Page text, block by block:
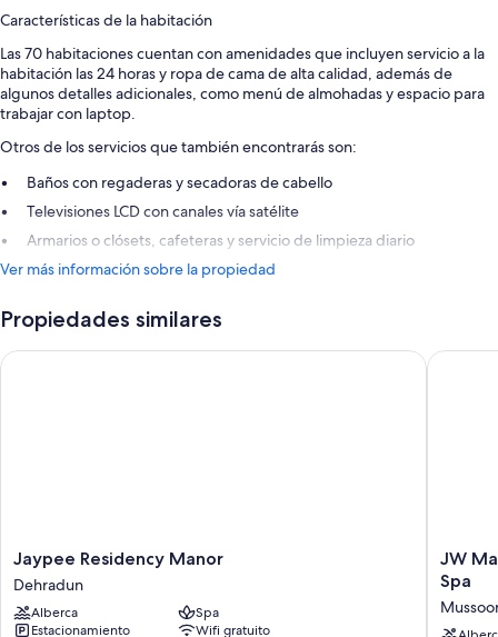
Características de la habitación
Las 70 habitaciones cuentan con amenidades que incluyen servicio a la
habitación las 24 horas y ropa de cama de alta calidad, además de
algunos detalles adicionales, como menú de almohadas y espacio para
trabajar con laptop.
Otros de los servicios que también encontrarás son:
Baños con regaderas y secadoras de cabello
Televisiones LCD con canales vía satélite
Armarios o clósets, cafeteras y servicio de limpieza diario
Ver más información sobre la propiedad
Propiedades similares
Jaypee
Residency
Manor
Dehradun
Jaypee Residency Manor
Dehradun
Alberca
Spa
Estacionamiento
Wifi gratuito
Jaypee Residency Manor
JW
Marriott
Walnut
JW
Spa
JW